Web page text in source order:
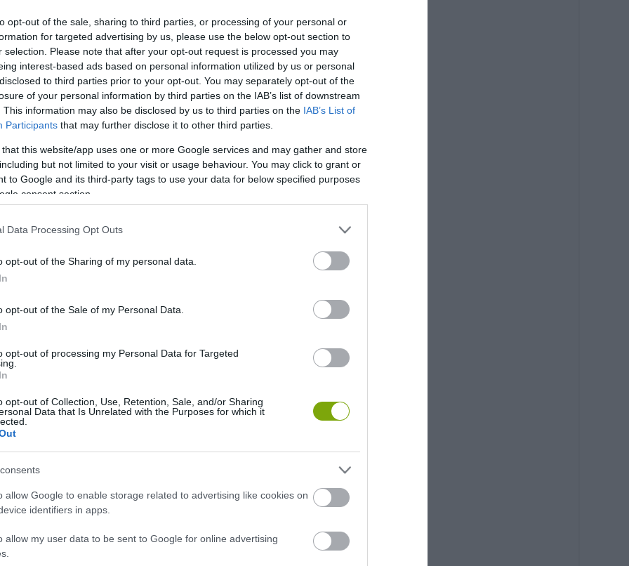
opt-out of the sale, sharing to third parties, or processing of your personal or
for targeted advertising by us, please use the below opt-out section to
selection. Please note that after your opt-out request is processed you may
interest-based ads based on personal information utilized by us or personal
to third parties prior to your opt-out. You may separately opt-out of the
of your personal information by third parties on the IAB’s list of downstream
This information may also be disclosed by us to third parties on the IAB’s List of
Participants that may further disclose it to other third parties.
that this website/app uses one or more Google services and may gather and store
but not limited to your visit or usage behaviour. You may click to grant or
to Google and its third-party tags to use your data for below specified purposes
consent section.
Data Processing Opt Outs
opt-out of the Sharing of my personal data.
opt-out of the Sale of my Personal Data.
opt-out of processing my Personal Data for Targeted
opt-out of Collection, Use, Retention, Sale, and/or Sharing
Data that Is Unrelated with the Purposes for which it
allow Google to enable storage related to advertising like cookies on
identifiers in apps.
allow my user data to be sent to Google for online advertising
nem terem gabona, nincs kenyér, ezért a család
járni. A mutatványukat aztán Oroszországban,